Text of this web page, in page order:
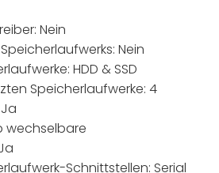
Nein
Nein
HDD & SSD
Speicherlaufwerke: 4
wechselbare
Schnittstellen: Serial